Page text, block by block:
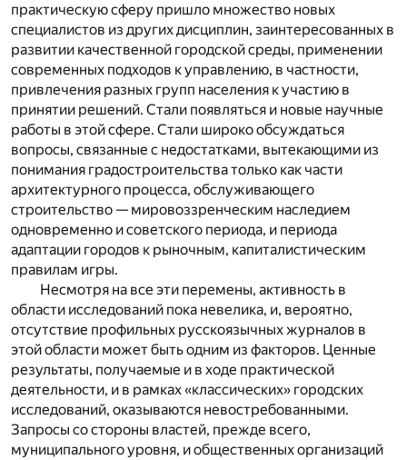
практическую сферу пришло множество новых
специалистов из других дисциплин, заинтересованных в
развитии качественной городской среды, применении
современных подходов к управлению, в частности,
привлечения разных групп населения к участию в
принятии решений. Стали появляться и новые научные
работы в этой сфере. Стали широко обсуждаться
вопросы, связанные с недостатками, вытекающими из
понимания градостроительства только как части
архитектурного процесса, обслуживающего
строительство — мировоззренческим наследием
одновременно и советского периода, и периода
адаптации городов к рыночным, капиталистическим
правилам игры.
Несмотря на все эти перемены, активность в
области исследований пока невелика, и, вероятно,
отсутствие профильных русскоязычных журналов в
этой области может быть одним из факторов. Ценные
результаты, получаемые и в ходе практической
деятельности, и в рамках «классических» городских
исследований, оказываются невостребованными.
Запросы со стороны властей, прежде всего,
муниципального уровня, и общественных организаций